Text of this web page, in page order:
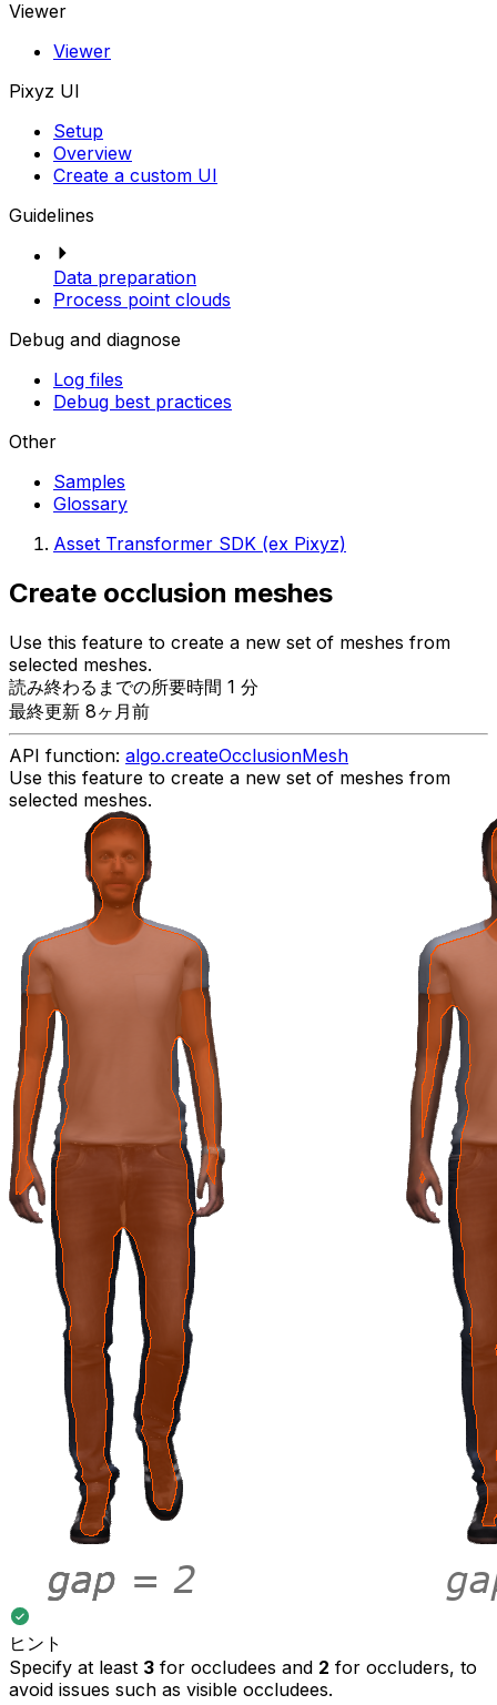
Viewer
Viewer
Pixyz UI
Setup
Overview
Create a custom UI
Guidelines
Data preparation
Process point clouds
Debug and diagnose
Log files
Debug best practices
Other
Samples
Glossary
Asset Transformer SDK (ex Pixyz)
Create occlusion meshes
Use this feature to create a new set of meshes from
selected meshes.
読み終わるまでの所要時間 1 分
最終更新 8ヶ月前
API function: algo.createOcclusionMesh
Use this feature to create a new set of meshes from
selected meshes.
ヒント
Specify at least 3 for occludees and 2 for occluders, to
avoid issues such as visible occludees.